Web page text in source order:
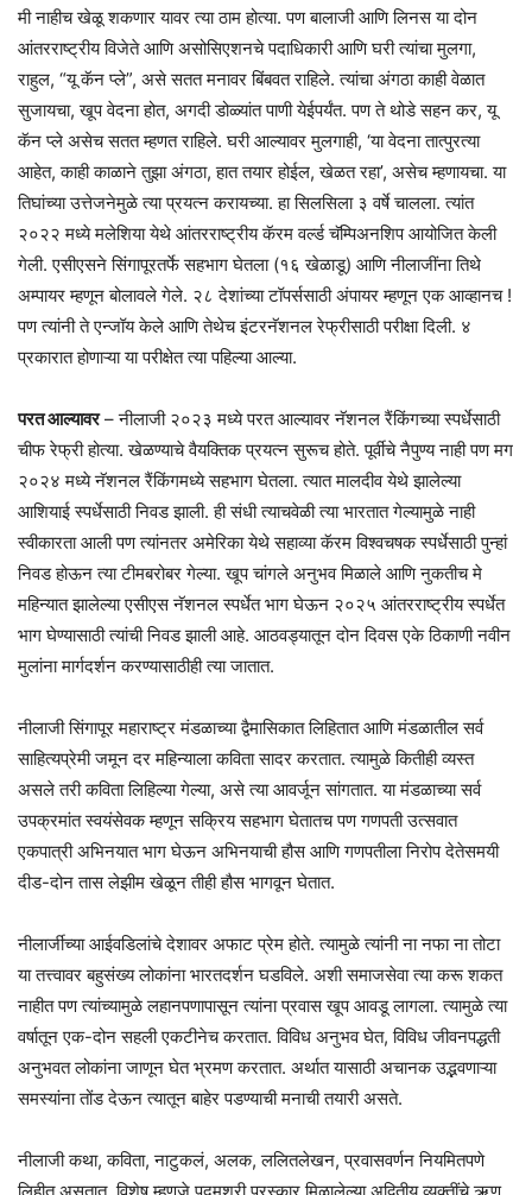
मी नाहीच खेळू शकणार यावर त्या ठाम होत्या. पण बालाजी आणि लिनस या दोन
आंतरराष्ट्रीय विजेते आणि असोसिएशनचे पदाधिकारी आणि घरी त्यांचा मुलगा,
राहुल, “यू कॅन प्ले”, असे सतत मनावर बिंबवत राहिले. त्यांचा अंगठा काही वेळात
सुजायचा, खूप वेदना होत, अगदी डोळ्यांत पाणी येईपर्यंत. पण ते थोडे सहन कर, यू
कॅन प्ले असेच सतत म्हणत राहिले. घरी आल्यावर मुलगाही, ‘या वेदना तात्पुरत्या
आहेत, काही काळाने तुझा अंगठा, हात तयार होईल, खेळत रहा’, असेच म्हणायचा. या
तिघांच्या उत्तेजनेमुळे त्या प्रयत्न करायच्या. हा सिलसिला ३ वर्षे चालला. त्यांत
२०२२ मध्ये मलेशिया येथे आंतरराष्ट्रीय कॅरम वर्ल्ड चॅम्पिअनशिप आयोजित केली
गेली. एसीएसने सिंगापूरतर्फे सहभाग घेतला (१६ खेळाडू) आणि नीलाजींना तिथे
अम्पायर म्हणून बोलावले गेले. २८ देशांच्या टॉपर्ससाठी अंपायर म्हणून एक आव्हानच !
पण त्यांनी ते एन्जॉय केले आणि तेथेच इंटरनॅशनल रेफ्रीसाठी परीक्षा दिली. ४
प्रकारात होणाऱ्या या परीक्षेत त्या पहिल्या आल्या.
परत आल्यावर– नीलाजी २०२३ मध्ये परत आल्यावर नॅशनल रैंकिंगच्या स्पर्धेसाठी
चीफ रेफ्री होत्या. खेळण्याचे वैयक्तिक प्रयत्न सुरूच होते. पूर्वीचे नैपुण्य नाही पण मग
२०२४ मध्ये नॅशनल रैंकिंगमध्ये सहभाग घेतला. त्यात मालदीव येथे झालेल्या
आशियाई स्पर्धेसाठी निवड झाली. ही संधी त्याचवेळी त्या भारतात गेल्यामुळे नाही
स्वीकारता आली पण त्यांनतर अमेरिका येथे सहाव्या कॅरम विश्वचषक स्पर्धेसाठी पुन्हां
निवड होऊन त्या टीमबरोबर गेल्या. खूप चांगले अनुभव मिळाले आणि नुकतीच मे
महिन्यात झालेल्या एसीएस नॅशनल स्पर्धेत भाग घेऊन २०२५ आंतरराष्ट्रीय स्पर्धेत
भाग घेण्यासाठी त्यांची निवड झाली आहे. आठवड्यातून दोन दिवस एके ठिकाणी नवीन
मुलांना मार्गदर्शन करण्यासाठीही त्या जातात.
नीलाजी सिंगापूर महाराष्ट्र मंडळाच्या द्वैमासिकात लिहितात आणि मंडळातील सर्व
साहित्यप्रेमी जमून दर महिन्याला कविता सादर करतात. त्यामुळे कितीही व्यस्त
असले तरी कविता लिहिल्या गेल्या, असे त्या आवर्जून सांगतात. या मंडळाच्या सर्व
उपक्रमांत स्वयंसेवक म्हणून सक्रिय सहभाग घेतातच पण गणपती उत्सवात
एकपात्री अभिनयात भाग घेऊन अभिनयाची हौस आणि गणपतीला निरोप देतेसमयी
दीड-दोन तास लेझीम खेळून तीही हौस भागवून घेतात.
नीलार्जीच्या आईवडिलांचे देशावर अफाट प्रेम होते. त्यामुळे त्यांनी ना नफा ना तोटा
या तत्त्वावर बहुसंख्य लोकांना भारतदर्शन घडविले. अशी समाजसेवा त्या करू शकत
नाहीत पण त्यांच्यामुळे लहानपणापासून त्यांना प्रवास खूप आवडू लागला. त्यामुळे त्या
वर्षातून एक-दोन सहली एकटीनेच करतात. विविध अनुभव घेत, विविध जीवनपद्धती
अनुभवत लोकांना जाणून घेत भ्रमण करतात. अर्थात यासाठी अचानक उद्भवणाऱ्या
समस्यांना तोंड देऊन त्यातून बाहेर पडण्याची मनाची तयारी असते.
नीलाजी कथा, कविता, नाटुकलं, अलक, ललितलेखन, प्रवासवर्णन नियमितपणे